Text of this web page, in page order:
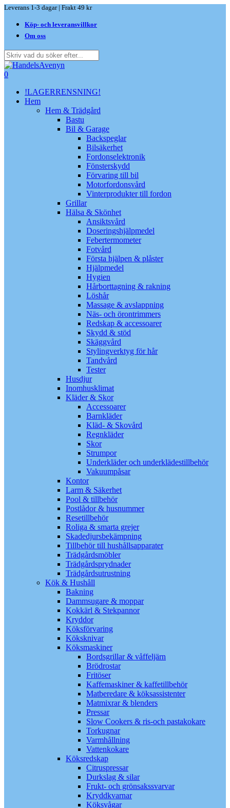
Skip
main
content
Leverans 1-3 dagar | Frakt 49 kr
Köp- och leveransvillkor
Om oss
Close
Search
search
0
!LAGERRENSNING!
Hem
Hem & Trädgård
Bastu
Bil & Garage
Backspeglar
Bilsäkerhet
Fordonselektronik
Fönsterskydd
Förvaring till bil
Motorfordonsvård
Vinterprodukter till fordon
Grillar
Hälsa & Skönhet
Ansiktsvård
Doseringshjälpmedel
Febertermometer
Fotvård
Första hjälpen & plåster
Hjälpmedel
Hygien
Hårborttagning & rakning
Löshår
Massage & avslappning
Näs- och örontrimmers
Redskap & accessoarer
Skydd & stöd
Skäggvård
Stylingverktyg för hår
Tandvård
Tester
Husdjur
Inomhusklimat
Kläder & Skor
Accessoarer
Barnkläder
Kläd- & Skovård
Regnkläder
Skor
Strumpor
Underkläder och underklädestillbehör
Vakuumpåsar
Kontor
Larm & Säkerhet
Pool & tillbehör
Postlådor & husnummer
Resetillbehör
Roliga & smarta grejer
Skadedjursbekämpning
Tillbehör till hushållsapparater
Trädgårdsmöbler
Trädgårdsprydnader
Trädgårdsutrustning
Kök & Hushåll
Bakning
Dammsugare & moppar
Kokkärl & Stekpannor
Kryddor
Köksförvaring
Köksknivar
Köksmaskiner
Bordsgrillar & våffeljärn
Brödrostar
Fritöser
Kaffemaskiner & kaffetillbehör
Matberedare & köksassistenter
Matmixrar & blenders
Pressar
Slow Cookers & ris-och pastakokare
Torkugnar
Varmhållning
Vattenkokare
Köksredskap
Citruspressar
Durkslag & silar
Frukt- och grönsakssvarvar
Kryddkvarnar
Köksvågar